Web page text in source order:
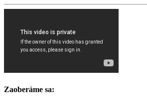
Zaoberáme sa: